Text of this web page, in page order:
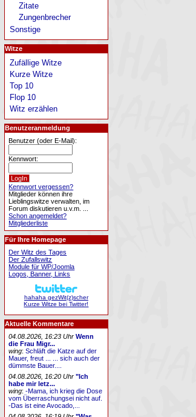
Zitate
Zungenbrecher
Sonstige
Witze
Zufällige Witze
Kurze Witze
Top 10
Flop 10
Witz erzählen
Benutzeranmeldung
Benutzer (oder E-Mail):
Kennwort:
Kennwort vergessen?
Mitglieder können ihre
Lieblingswitze verwalten, im
Forum diskutieren u.v.m. ...
Schon angemeldet?
Mitgliederliste
Für Ihre Homepage
Der Witz des Tages
Der Zufallswitz
Module für WP/Joomla
Logos, Banner, Links
hahaha gezWit(z)scher
Kurze Witze bei Twitter!
Aktuelle Kommentare
04.08.2026, 16:23 Uhr Wenn
die Frau Migr...
wing:Schläft die Katze auf der
Mauer, freut ... ... sich auch der
dümmste Bauer....
04.08.2026, 16:20 Uhr "Ich
habe mir letz...
wing:-Mama, ich krieg die Dose
vom Überraschungsei nicht auf.
-Das ist eine Avocado,...